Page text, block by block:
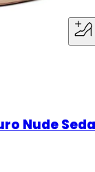
Nude Seda